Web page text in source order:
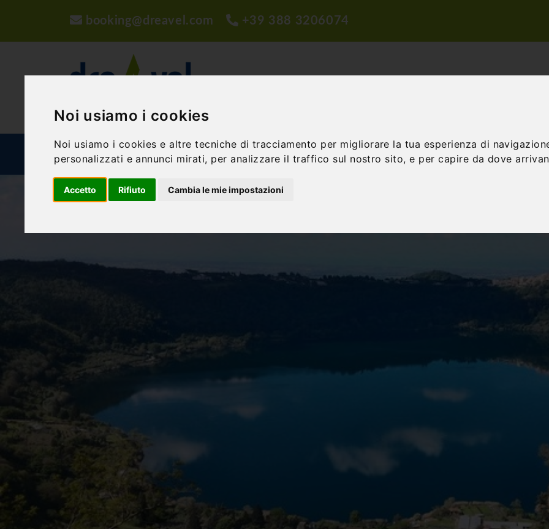
Noi usiamo i cookies
Noi usiamo i cookies e altre tecniche di tracciamento per migliorare la tua esperienza di
personalizzati e annunci mirati, per analizzare il traffico sul nostro sito, e per capire da dove
Accetto Rifiuto Cambia le mie impostazioni
booking@dreavel.com +39 388 3206074
ATTIVITÀ ED ESPERIENZE STRUTTURE PROPOSTE DI VIAGGIO PROPOSTE DIDATTICHE INCENTIVE E